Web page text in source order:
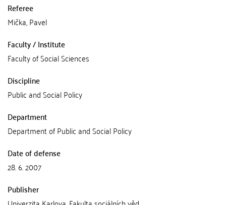
Referee
Mička, Pavel
Faculty / Institute
Faculty of Social Sciences
Discipline
Public and Social Policy
Department
Department of Public and Social Policy
Date of defense
28. 6. 2007
Publisher